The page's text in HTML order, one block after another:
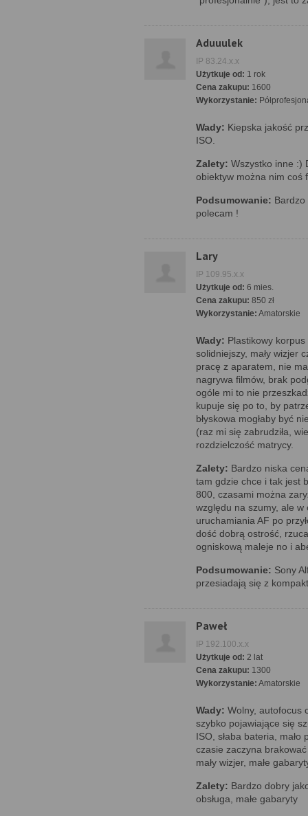
Aduuulek
IP 83.24.x.x
Użytkuje od: 1 rok
Cena zakupu: 1600
Wykorzystanie:
Wady: Kiepska jakość
ISO.
Zalety: Wszystko inne :)
obiektyw można nim coś
Podsumowanie:
polecam !
Lary
IP 109.95.x.x
Użytkuje od: 6 mies.
Cena zakupu: 850 zł
Wykorzystanie: Amatorskie
Wady: Plastikowy korpus
solidniejszy, mały wizjer
pracę z aparatem, nie
nagrywa filmów, brak
ogóle mi to nie
kupuje się po to, by
błyskowa mogłaby być
(raz mi się zabrudziła,
rozdzielczość matrycy.
Zalety: Bardzo niska
tam gdzie chce i tak jest
800, czasami można
względu na szumy, ale
uruchamiania AF po
dość dobrą ostrość,
ogniskową maleje no i
Podsumowanie: Sony
przesiadają się z
Paweł
IP 192.100.x.x
Użytkuje od: 2 lat
Cena zakupu: 1300
Wykorzystanie: Amatorskie
Wady: Wolny, autofocus
szybko pojawiające się
ISO, słaba bateria,
czasie zaczyna
mały wizjer, małe
Zalety: Bardzo dobry
obsługa, małe gabaryty